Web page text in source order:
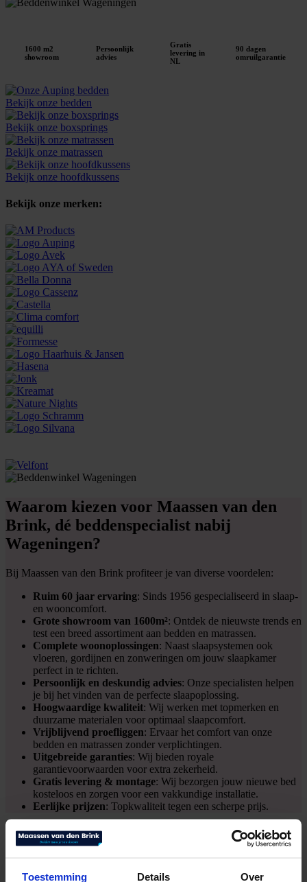
Toestemming Details Over
1600 m2
showroom
Persoonlijk
advies
Gratis
levering in
NL
90 dagen
omruilgarantie
Bekijk onze bedden
Bekijk onze boxsprings
Bekijk onze matrassen
Bekijk onze hoofdkussens
Bekijk onze merken:
Waarom kiezen voor Maassen van den
Brink, dé beddenspecialist nabij
Wageningen?
Bij Maassen van den Brink profiteer je van diverse voordelen:
Ruim 60 jaar ervaring: Sinds 1956 gespecialiseerd in slaap-
en wooncomfort.
Grote showroom van 1600m²: Ontdek de nieuwste trends en
test een breed assortiment aan bedden en matrassen.
Complete woonoplossingen: Naast slaapsystemen ook
vloeren, gordijnen en zonweringen om jouw slaapkamer
perfect in te richten.
Persoonlijk en deskundig advies: Onze specialisten helpen
je bij het vinden van de perfecte slaapoplossing.
Hoogwaardige kwaliteit: Wij werken met topmerken en
duurzame materialen voor optimaal slaapcomfort.
Vrijblijvend proefliggen: Ervaar het comfort van onze
bedden en matrassen zonder verplichtingen.
Uitgebreide garanties: Wij bieden royale
garantievoorwaarden voor extra zekerheid.
Gratis levering & montage: Wij bezorgen jouw nieuwe bed
kosteloos en zorgen voor een vakkundige installatie.
Eerlijke prijzen: Topkwaliteit tegen een scherpe prijs.